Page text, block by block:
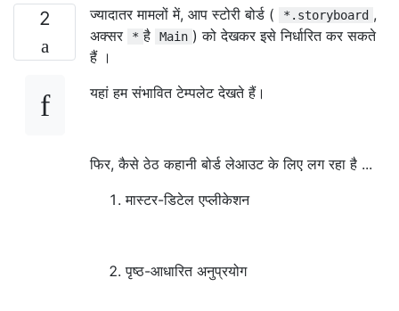
2 ज्यादातर मामलों में, आप स्टोरी बोर्ड ( *.storyboard ,
अक्सर
* है Main ) को देखकर इसे निर्धारित कर सकते
हैं ।
यहां हम संभावित टेम्पलेट देखते हैं।
फिर, कैसे ठेठ कहानी बोर्ड लेआउट के लिए लग रहा है ...
मास्टर-डिटेल एप्लीकेशन
पृष्ठ-आधारित अनुप्रयोग